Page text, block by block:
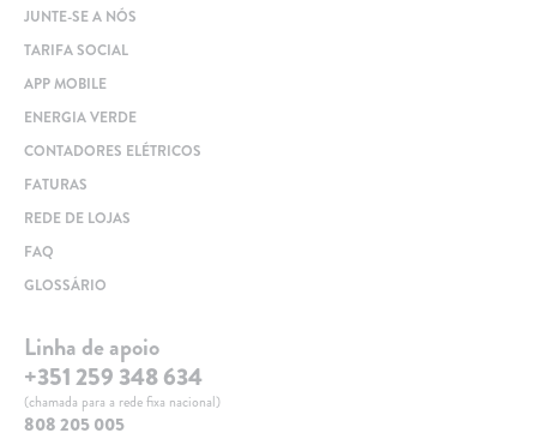
JUNTE-SE A NÓS
TARIFA SOCIAL
APP MOBILE
ENERGIA VERDE
CONTADORES ELÉTRICOS
FATURAS
REDE DE LOJAS
FAQ
GLOSSÁRIO
Linha de apoio
+351 259 348 634
(chamada para a rede fixa nacional)
808 205 005